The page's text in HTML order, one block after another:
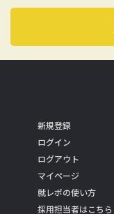
新規登録
ログイン
ログアウト
マイページ
就レポの使い方
採用担当者はこちら